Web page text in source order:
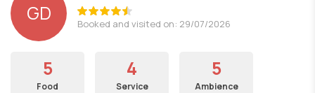
GD Booked and visited on: 29/07/2026
5
Food
4
Service
5
Ambience